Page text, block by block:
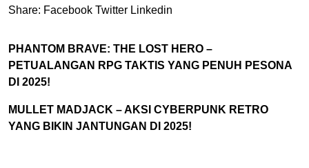
Share: Facebook Twitter Linkedin
PHANTOM BRAVE: THE LOST HERO –
PETUALANGAN RPG TAKTIS YANG PENUH PESONA
DI 2025!
MULLET MADJACK – AKSI CYBERPUNK RETRO
YANG BIKIN JANTUNGAN DI 2025!